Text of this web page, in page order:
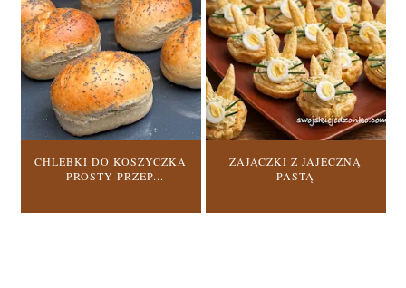
CHLEBKI DO KOSZYCZKA
- PROSTY PRZEP...
ZAJĄCZKI Z JAJECZNĄ
PASTĄ